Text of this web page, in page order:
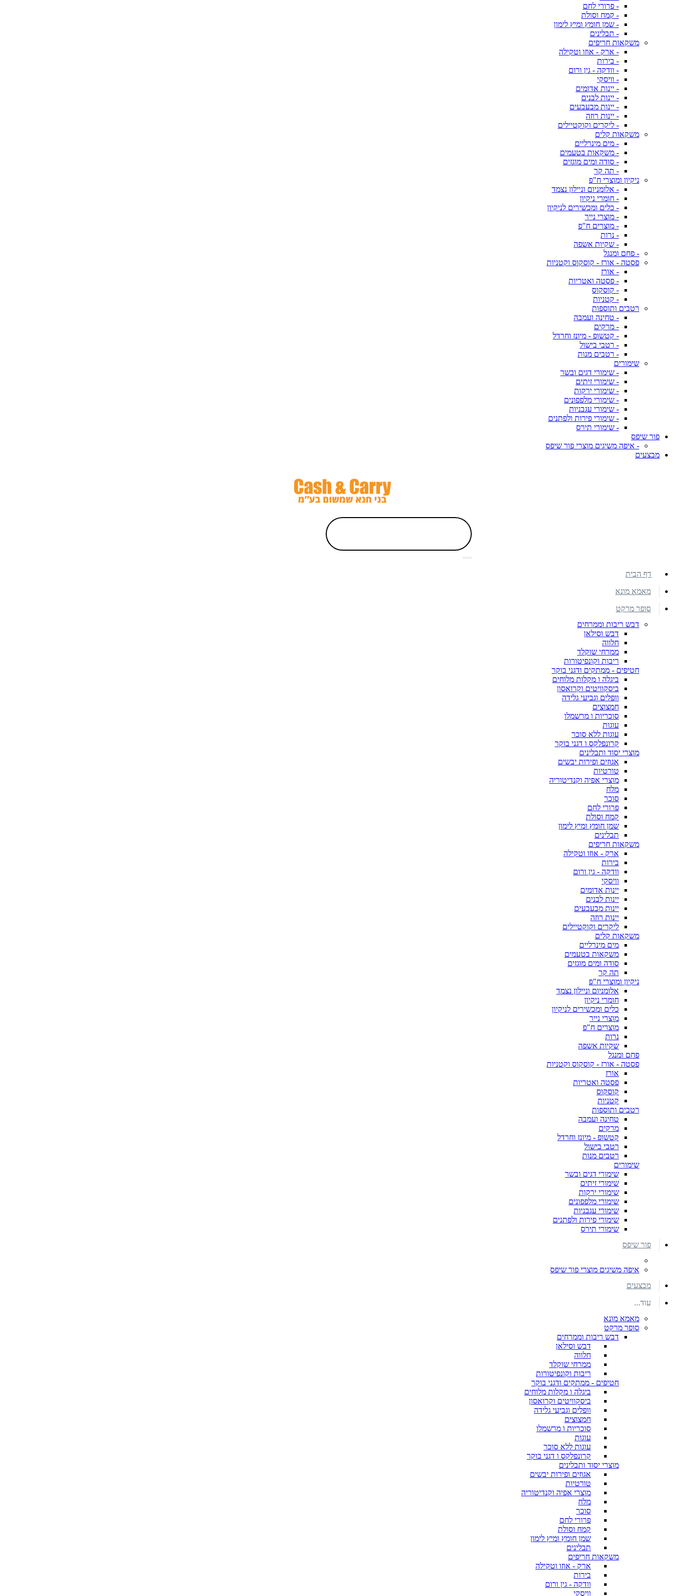
- פרורי לחם
- קמח וסולת
- שמן חומץ ומיץ לימון
- תבלינים
משקאות חריפים
- ארק - אוזו וטקילה
- בירות
- וודקה - גין ורום
- וויסקי
- יינות אדומים
- יינות לבנים
- יינות מבעבעים
- יינות רוזה
- ליקרים וקוקטיילים
משקאות קלים
- מים מינרליים
- משקאות בטעמים
- סודה ומים מוגזים
- תה קר
ניקיון ומוצרי ח"פ
- אלומניום וניילון נצמד
- חומרי ניקיון
- כלים ומכשירים לניקיון
- מוצרי נייר
- מוצרים ח"פ
- נרות
- שקיות אשפה
- פחם ומנגל
פסטה - אורז - קוסקוס וקטניות
- אורז
- פסטה ואטריות
- קוסקוס
- קטניות
רטבים ותוספות
- טחינה ועמבה
- מרקים
- קטשופ - מיונז וחרדל
- רטבי בישול
- רטבים מנות
שימורים
- שימורי דגים ובשר
- שימורי זיתים
- שימורי ירקות
- שימורי מלפפונים
- שימורי עגבניות
- שימורי פירות ולפתנים
- שימורי תירס
פור שיפס
- איפה משיגים מוצרי פור שיפס
מבצעים
דף הבית
מאמא מונא
סופר מרקט
דבש ריבות וממרחים
דבש וסילאן
חלווה
ממרחי שוקלד
ריבות וקונפיטורות
חטיפים - ממתקים ודגני בוקר
ביגלה ו מקלות מלוחים
ביסקוויטים וקרואסון
וופלים וגביעי גלידה
חמצוצים
סוכריות ו מרשמלו
עוגות
עוגות ללא סוכר
קרונפלקס ו דגני בוקר
מוצרי יסוד ותבלינים
אגוזים ופירות יבשים
טורטיות
מוצרי אפיה וקנדיטוריה
מלח
סוכר
פרורי לחם
קמח וסולת
שמן חומץ ומיץ לימון
תבלינים
משקאות חריפים
ארק - אוזו וטקילה
בירות
וודקה - גין ורום
וויסקי
יינות אדומים
יינות לבנים
יינות מבעבעים
יינות רוזה
ליקרים וקוקטיילים
משקאות קלים
מים מינרליים
משקאות בטעמים
סודה ומים מוגזים
תה קר
ניקיון ומוצרי ח"פ
אלומניום וניילון נצמד
חומרי ניקיון
כלים ומכשירים לניקיון
מוצרי נייר
מוצרים ח"פ
נרות
שקיות אשפה
פחם ומנגל
פסטה - אורז - קוסקוס וקטניות
אורז
פסטה ואטריות
קוסקוס
קטניות
רטבים ותוספות
טחינה ועמבה
מרקים
קטשופ - מיונז וחרדל
רטבי בישול
רטבים מנות
שימורים
שימורי דגים ובשר
שימורי זיתים
שימורי ירקות
שימורי מלפפונים
שימורי עגבניות
שימורי פירות ולפתנים
שימורי תירס
פור שיפס
איפה משיגים מוצרי פור שיפס
מבצעים
עוד...
מאמא מונא
סופר מרקט
דבש ריבות וממרחים
דבש וסילאן
חלווה
ממרחי שוקלד
ריבות וקונפיטורות
חטיפים - ממתקים ודגני בוקר
ביגלה ו מקלות מלוחים
ביסקוויטים וקרואסון
וופלים וגביעי גלידה
חמצוצים
סוכריות ו מרשמלו
עוגות
עוגות ללא סוכר
קרונפלקס ו דגני בוקר
מוצרי יסוד ותבלינים
אגוזים ופירות יבשים
טורטיות
מוצרי אפיה וקנדיטוריה
מלח
סוכר
פרורי לחם
קמח וסולת
שמן חומץ ומיץ לימון
תבלינים
משקאות חריפים
ארק - אוזו וטקילה
בירות
וודקה - גין ורום
וויסקי